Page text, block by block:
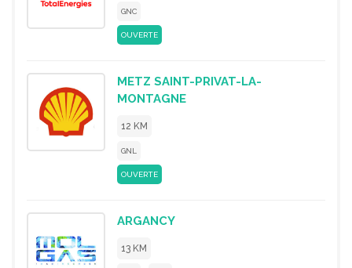
GNC
OUVERTE
METZ SAINT-PRIVAT-LA-
MONTAGNE
12 KM
GNL
OUVERTE
ARGANCY
13 KM